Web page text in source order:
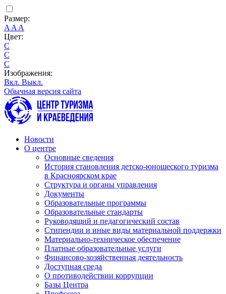
Размер:
A A A
Цвет:
C
C
C
Изображения:
Вкл. Выкл.
Обычная версия сайта
Новости
О центре
Основные сведения
История становления детско-юношеского туризма
в Красноярском крае
Структура и органы управления
Документы
Образовательные программы
Образовательные стандарты
Руководящий и педагогический состав
Стипендии и иные виды материальной поддержки
Материально-техническое обеспечение
Платные образовательные услуги
Финансово-хозяйственная деятельность
Доступная среда
О противодействии коррупции
Базы Центра